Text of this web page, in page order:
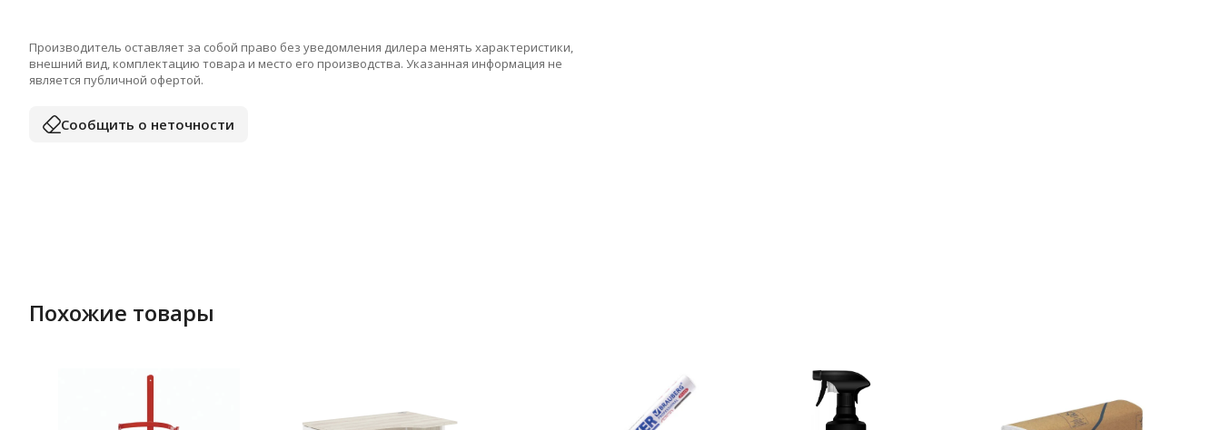
Производитель оставляет за собой право без уведомления дилера менять характеристики,
внешний вид, комплектацию товара и место его производства. Указанная информация не
является публичной офертой.
Сообщить о неточности
Похожие товары